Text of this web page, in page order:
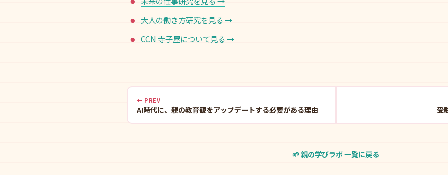
大人の働き方研究を見る →
CCN 寺子屋について見る →
← PREV
AI時代に、親の教育観をアップデートする必要がある理由 受
🌱 親の学びラボ 一覧に戻る